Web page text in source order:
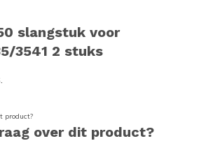
slangstuk voor
3541 2 stuks
over dit product?